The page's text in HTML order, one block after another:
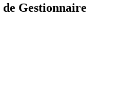
Gestionnaire